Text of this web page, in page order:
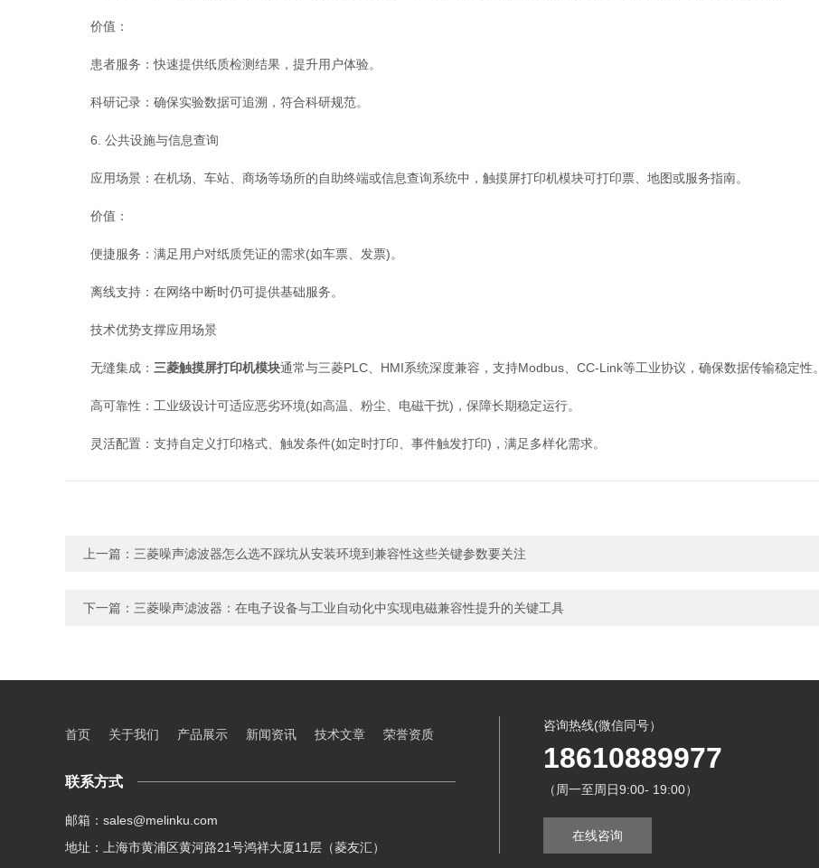
价值：
患者服务：快速提供纸质检测结果，提升用户体验。
科研记录：确保实验数据可追溯，符合科研规范。
6. 公共设施与信息查询
应用场景：在机场、车站、商场等场所的自助终端或信息查询系统中，触摸屏打印机模块可打印票、地图或服务指南。
价值：
便捷服务：满足用户对纸质凭证的需求(如车票、发票)。
离线支持：在网络中断时仍可提供基础服务。
技术优势支撑应用场景
无缝集成： 三菱触摸屏打印机模块通常与三菱PLC、HMI系统深度兼容，支持Modbus、CC-Link等工业协议，确保数据传输稳定性。
高可靠性：工业级设计可适应恶劣环境(如高温、粉尘、电磁干扰)，保障长期稳定运行。
灵活配置：支持自定义打印格式、触发条件(如定时打印、事件触发打印)，满足多样化需求。
上一篇： 三菱噪声滤波器怎么选不踩坑从安装环境到兼容性这些关键参数要关注
下一篇： 三菱噪声滤波器：在电子设备与工业自动化中实现电磁兼容性提升的关键工具
首页 关于我们 产品展示 新闻资讯 技术文章 荣誉资质
联系方式
邮箱：sales@melinku.com
地址：上海市黄浦区黄河路21号鸿祥大厦11层（菱友汇）
咨询热线(微信同号）
18610889977
（周一至周日9:00- 19:00）
在线咨询